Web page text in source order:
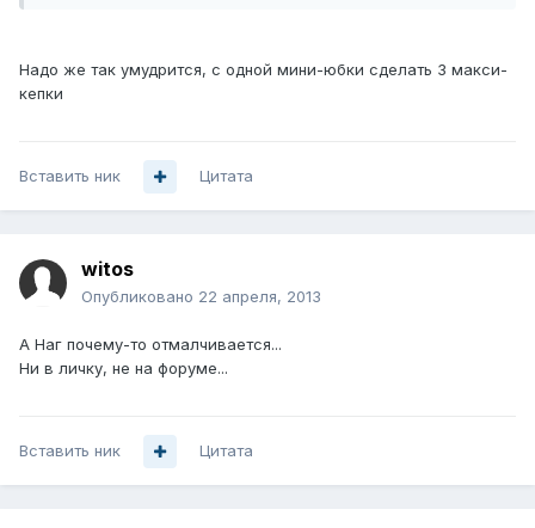
Надо же так умудрится, с одной мини-юбки сделать 3 макси-
кепки
Вставить ник Цитата
witos
Опубликовано 22 апреля, 2013
А Наг почему-то отмалчивается...
Ни в личку, не на форуме...
Вставить ник Цитата